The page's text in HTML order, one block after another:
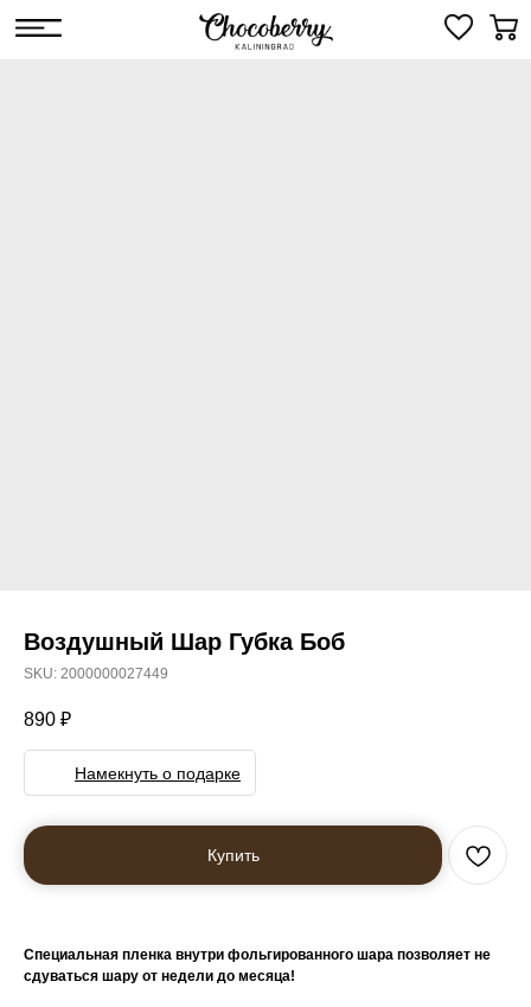
Воздушный Шар Губка Боб
SKU: 2000000027449
890 ₽
Намекнуть о подарке
Купить
Специальная пленка внутри фольгированного шара позволяет не
сдуваться шару от недели до месяца!